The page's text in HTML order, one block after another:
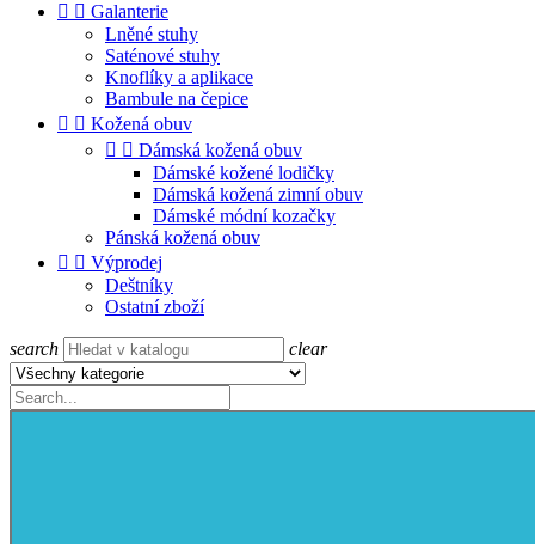
  Galanterie
Lněné stuhy
Saténové stuhy
Knoflíky a aplikace
Bambule na čepice
  Kožená obuv
  Dámská kožená obuv
Dámské kožené lodičky
Dámská kožená zimní obuv
Dámské módní kozačky
Pánská kožená obuv
  Výprodej
Deštníky
Ostatní zboží
search clear